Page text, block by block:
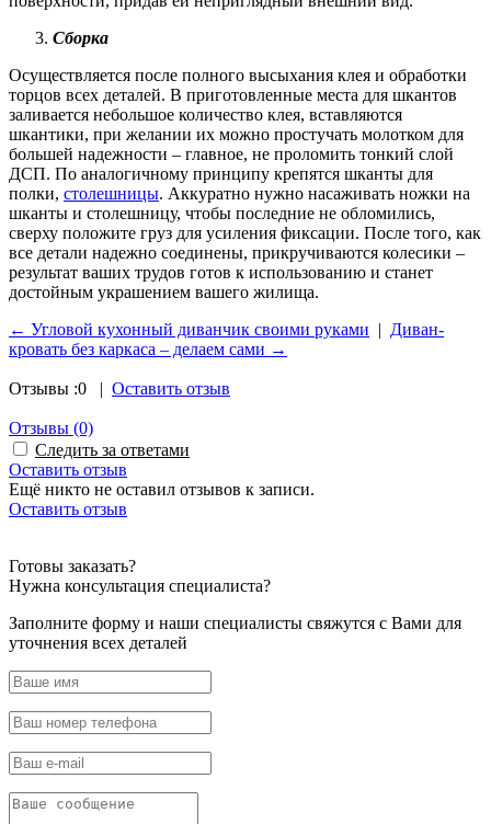
Сборка
Осуществляется после полного высыхания клея и обработки
торцов всех деталей. В приготовленные места для шкантов
заливается небольшое количество клея, вставляются
шкантики, при желании их можно простучать молотком для
большей надежности – главное, не проломить тонкий слой
ДСП. По аналогичному принципу крепятся шканты для
полки, столешницы. Аккуратно нужно насаживать ножки на
шканты и столешницу, чтобы последние не обломились,
сверху положите груз для усиления фиксации. После того, как
все детали надежно соединены, прикручиваются колесики –
результат ваших трудов готов к использованию и станет
достойным украшением вашего жилища.
← Угловой кухонный диванчик своими руками | Диван-
кровать без каркаса – делаем сами →
Отзывы :0 | Оставить отзыв
Отзывы (0)
Следить за ответами
Оставить отзыв
Ещё никто не оставил отзывов к записи.
Оставить отзыв
Готовы заказать?
Нужна консультация специалиста?
Заполните форму и наши специалисты свяжутся с Вами для
уточнения всех деталей